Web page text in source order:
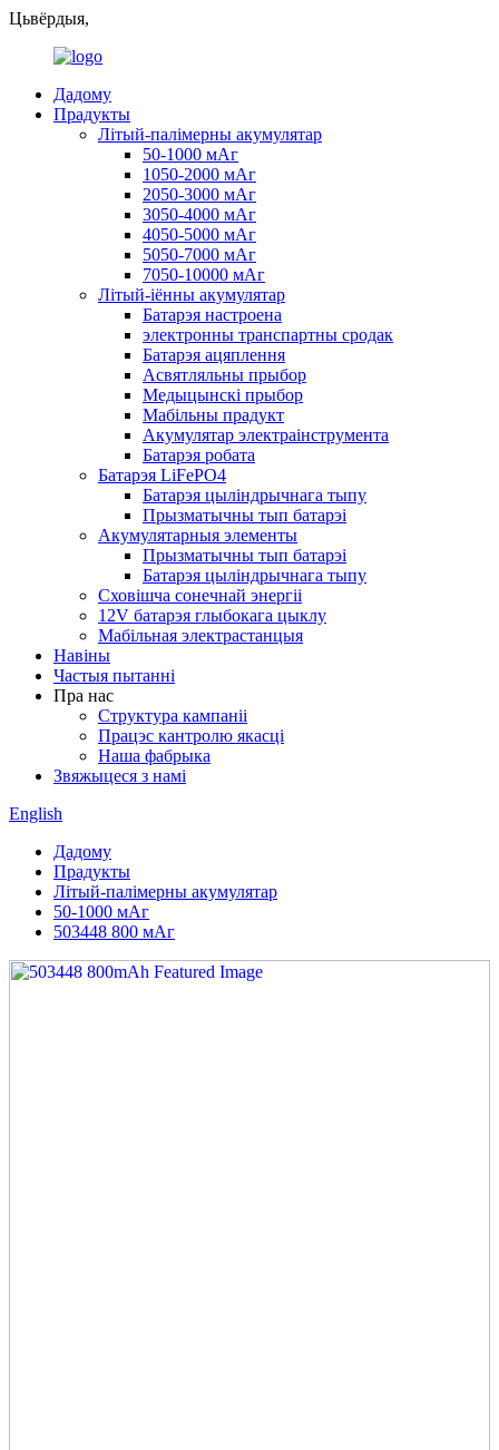
Цьвёрдыя,
Дадому
Прадукты
Літый-палімерны акумулятар
50-1000 мАг
1050-2000 мАг
2050-3000 мАг
3050-4000 мАг
4050-5000 мАг
5050-7000 мАг
7050-10000 мАг
Літый-іённы акумулятар
Батарэя настроена
электронны транспартны сродак
Батарэя ацяплення
Асвятляльны прыбор
Медыцынскі прыбор
Мабільны прадукт
Акумулятар электраінструмента
Батарэя робата
Батарэя LiFePO4
Батарэя цыліндрычнага тыпу
Прызматычны тып батарэі
Акумулятарныя элементы
Прызматычны тып батарэі
Батарэя цыліндрычнага тыпу
Сховішча сонечнай энергіі
12V батарэя глыбокага цыклу
Мабільная электрастанцыя
Навіны
Частыя пытанні
Пра нас
Структура кампаніі
Працэс кантролю якасці
Наша фабрыка
Звяжыцеся з намі
English
Дадому
Прадукты
Літый-палімерны акумулятар
50-1000 мАг
503448 800 мАг